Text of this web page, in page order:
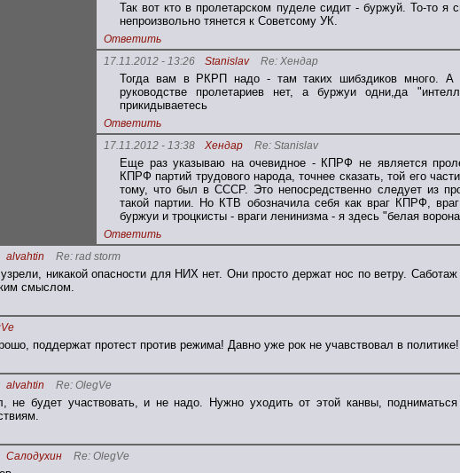
Так вот кто в пролетарском пуделе сидит - буржуй. То-то я
непроизвольно тянется к Советсому УК.
Ответить
17.11.2012 - 13:26
Stanislav Re: Хендар
Тогда вам в РКРП надо - там таких шибздиков много.
руководстве пролетариев нет, а буржуи одни,да
прикидываетесь
Ответить
17.11.2012 - 13:38
Хендар Re: Stanislav
Еще раз указываю на очевидное - КПРФ не является
КПРФ партий трудового народа, точнее сказать, той его
тому, что был в СССР. Это непосредственно следует из
такой партии. Но КТВ обозначила себя как враг КПРФ,
буржуи и троцкисты - враги ленинизма - я здесь "белая
Ответить
alvahtin
Re: rad storm
никакой опасности для НИХ нет. Они просто держат нос по ветру.
смыслом.
поддержат протест против режима! Давно уже рок не учавствовал в политике!
alvahtin Re: OlegVe
не будет участвовать, и не надо. Нужно уходить от этой канвы,
Салодухин Re: OlegVe